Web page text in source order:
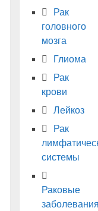
Рак
головного
мозга
Глиома
Рак
крови
Лейкоз
Рак
системы
Раковые